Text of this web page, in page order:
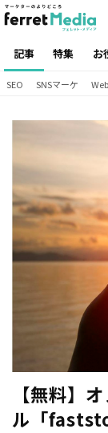
記事 特集 お
SEO SNSマーケ
【無料】
ル「